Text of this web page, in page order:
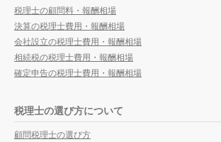
税理士の顧問料・報酬相場
決算の税理士費用・報酬相場
会社設立の税理士費用・報酬相場
相続税の税理士費用・報酬相場
確定申告の税理士費用・報酬相場
税理士の選び方について
顧問税理士の選び方